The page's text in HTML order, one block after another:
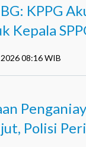
KPPG
Kepala
08:16 WIB
Polisi